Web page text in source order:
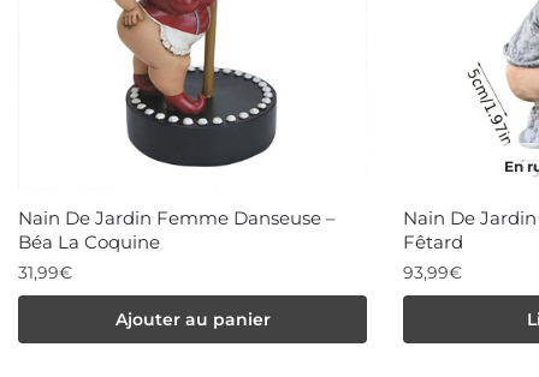
Nain De Jardin Femme Danseuse –
Béa La Coquine
31,99€
Ajouter au panier
En
Nain De
Fêtard
93,99€